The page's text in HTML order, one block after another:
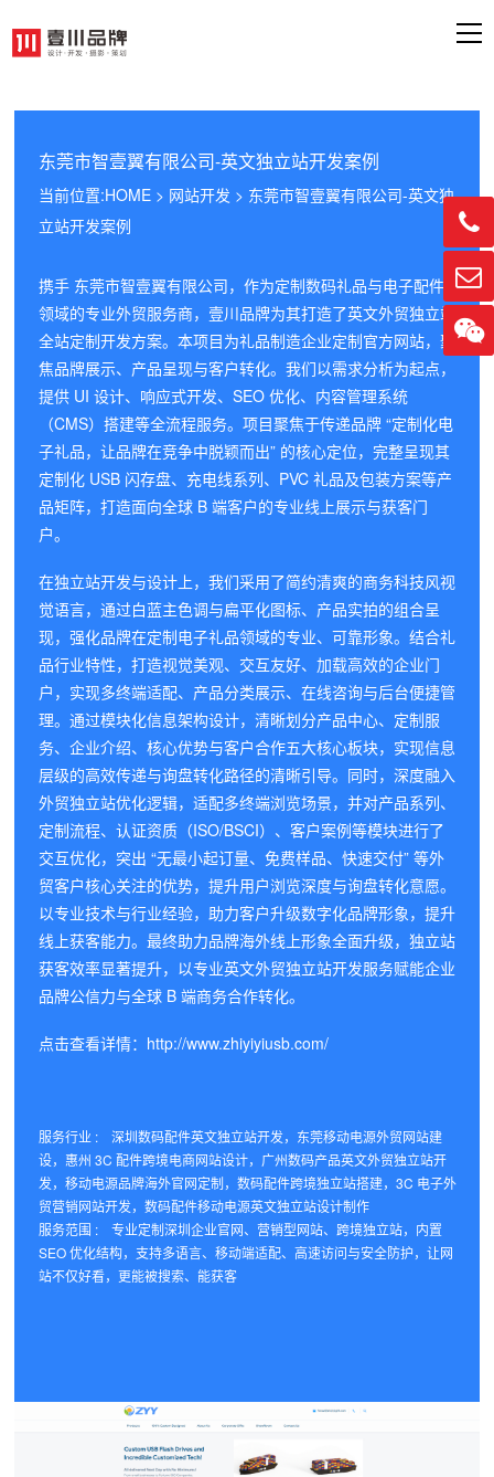
东莞市智壹翼有限公司-英文独立站开发案例
当前位置:HOME> 网站开发 > 东莞市智壹翼有限公司-英文独
立站开发案例
携手 东莞市智壹翼有限公司，作为定制数码礼品与电子配件
领域的专业外贸服务商，壹川品牌为其打造了英文外贸独立站
全站定制开发方案。本项目为礼品制造企业定制官方网站，聚
焦品牌展示、产品呈现与客户转化。我们以需求分析为起点，
提供 UI 设计、响应式开发、SEO 优化、内容管理系统
（CMS）搭建等全流程服务。项目聚焦于传递品牌 “定制化电
子礼品，让品牌在竞争中脱颖而出” 的核心定位，完整呈现其
定制化 USB 闪存盘、充电线系列、PVC 礼品及包装方案等产
品矩阵，打造面向全球 B 端客户的专业线上展示与获客门
户。
在独立站开发与设计上，我们采用了简约清爽的商务科技风视
觉语言，通过白蓝主色调与扁平化图标、产品实拍的组合呈
现，强化品牌在定制电子礼品领域的专业、可靠形象。结合礼
品行业特性，打造视觉美观、交互友好、加载高效的企业门
户，实现多终端适配、产品分类展示、在线咨询与后台便捷管
理。通过模块化信息架构设计，清晰划分产品中心、定制服
务、企业介绍、核心优势与客户合作五大核心板块，实现信息
层级的高效传递与询盘转化路径的清晰引导。同时，深度融入
外贸独立站优化逻辑，适配多终端浏览场景，并对产品系列、
定制流程、认证资质（ISO/BSCI）、客户案例等模块进行了
交互优化，突出 “无最小起订量、免费样品、快速交付” 等外
贸客户核心关注的优势，提升用户浏览深度与询盘转化意愿。
以专业技术与行业经验，助力客户升级数字化品牌形象，提升
线上获客能力。最终助力品牌海外线上形象全面升级，独立站
获客效率显著提升，以专业英文外贸独立站开发服务赋能企业
品牌公信力与全球 B 端商务合作转化。
点击查看详情： http://www.zhiyiyiusb.com/
服务行业 : 深圳数码配件英文独立站开发，东莞移动电源外贸网站建
设，惠州 3C 配件跨境电商网站设计，广州数码产品英文外贸独立站开
发，移动电源品牌海外官网定制，数码配件跨境独立站搭建，3C 电子外
贸营销网站开发，数码配件移动电源英文独立站设计制作
服务范围 : 专业定制深圳企业官网、营销型网站、跨境独立站，内置
SEO 优化结构，支持多语言、移动端适配、高速访问与安全防护，让网
站不仅好看，更能被搜索、能获客


